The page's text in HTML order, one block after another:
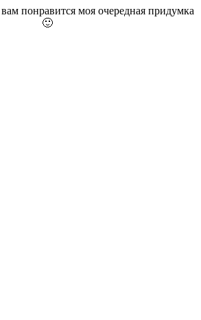
понравится моя очередная придумка
🙂